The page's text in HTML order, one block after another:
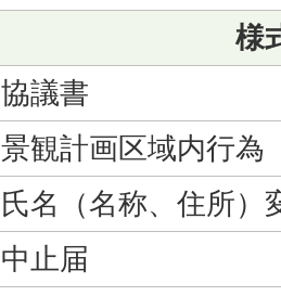
様
協議書
景観計画区域内行為
氏名（名称、住所）
中止届